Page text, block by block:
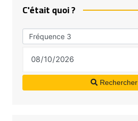
C'était quoi ?
Rechercher